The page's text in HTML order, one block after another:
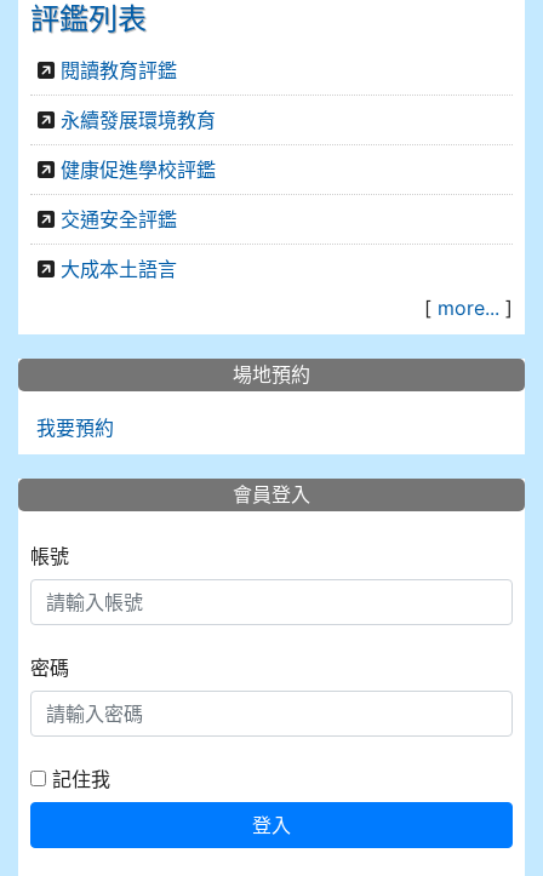
評鑑列表
閱讀教育評鑑
永續發展環境教育
健康促進學校評鑑
交通安全評鑑
大成本土語言
[ more... ]
場地預約
我要預約
會員登入
帳號
密碼
記住我
登入